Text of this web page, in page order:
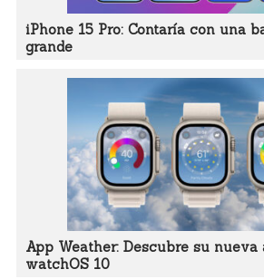
iPhone 15 Pro: Contaría con una
grande
App Weather: Descubre su
watchOS 10